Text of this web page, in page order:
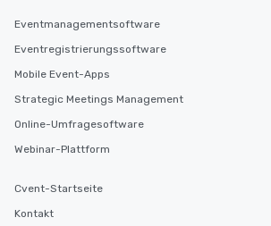
Eventmanagementsoftware
Eventregistrierungssoftware
Mobile Event-Apps
Strategic Meetings Management
Online-Umfragesoftware
Webinar-Plattform
Cvent-Startseite
Kontakt